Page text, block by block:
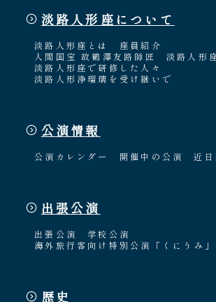
淡路人形座について
淡路人形座とは
座員紹介
人間国宝 故鶴澤友路師匠
淡路人形
淡路人形座で研修した人々
淡路人形浄瑠璃を受け継いで
公演情報
公演カレンダー 開催中の公演 近
出張公演
出張公演
学校公演
海外旅行客向け特別公演「くにうみ」
歴史